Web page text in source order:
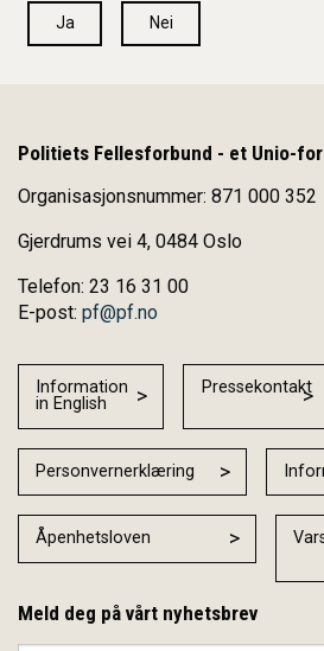
Ja Nei
Politiets Fellesforbund - et Unio-
Organisasjonsnummer: 871 000 352
Gjerdrums vei 4, 0484 Oslo
Telefon: 23 16 31 00
E-post: pf@pf.no
Information
in English
Pressekontakt
Personvernerklæring
Åpenhetsloven
Meld deg på vårt nyhetsbrev